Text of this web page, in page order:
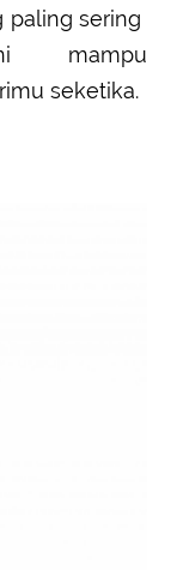
paling sering
mampu
seketika.